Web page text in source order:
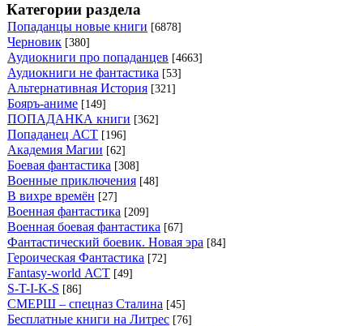
Категории раздела
Попаданцы новые книги [6878]
Черновик [380]
Аудиокниги про попаданцев [4663]
Аудиокниги не фантастика [53]
Альтернативная История [321]
Бояръ-аниме [149]
ПОПАДАНКА книги [362]
Попаданец АСТ [196]
Академия Магии [62]
Боевая фантастика [308]
Военные приключения [48]
В вихре времён [27]
Военная фантастика [209]
Военная боевая фантастика [67]
Фантастический боевик. Новая эра [84]
Героическая Фантастика [72]
Fantasy-world АСТ [49]
S-T-I-K-S [86]
СМЕРШ – спецназ Сталина [45]
Бесплатные книги на Литрес [76]